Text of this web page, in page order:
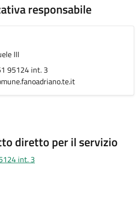
responsabile
III
95124 int. 3
diretto per il servizio
int. 3